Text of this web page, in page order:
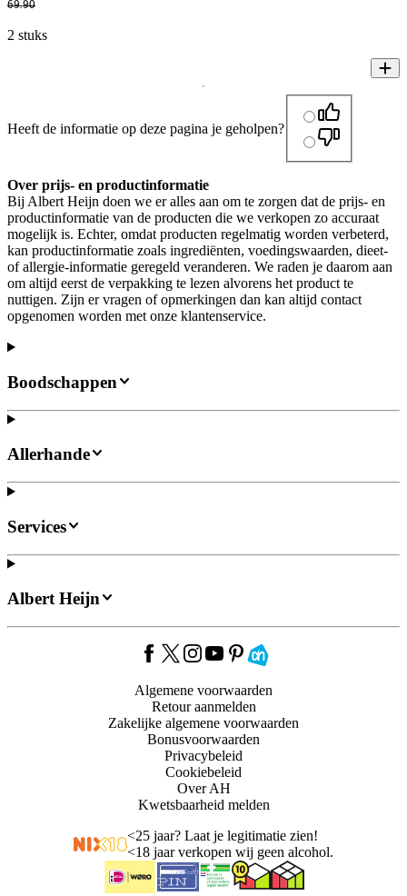
69.90
2 stuks
Heeft de informatie op deze pagina je geholpen?
Over prijs- en productinformatie
Bij Albert Heijn doen we er alles aan om te zorgen dat de prijs- en
productinformatie van de producten die we verkopen zo accuraat
mogelijk is. Echter, omdat producten regelmatig worden verbeterd,
kan productinformatie zoals ingrediënten, voedingswaarden, dieet-
of allergie-informatie geregeld veranderen. We raden je daarom aan
om altijd eerst de verpakking te lezen alvorens het product te
nuttigen. Zijn er vragen of opmerkingen dan kan altijd contact
opgenomen worden met onze klantenservice.
Boodschappen
Allerhande
Services
Albert Heijn
Algemene voorwaarden
Retour aanmelden
Zakelijke algemene voorwaarden
Bonusvoorwaarden
Privacybeleid
Cookiebeleid
Over AH
Kwetsbaarheid melden
<25 jaar? Laat je legitimatie zien!
<18 jaar verkopen wij geen alcohol.